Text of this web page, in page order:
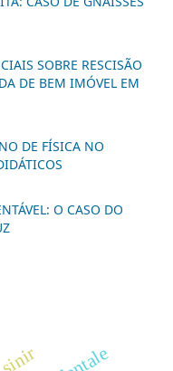
SOBRE RESCISÃO
DE BEM IMÓVEL EM
DE FÍSICA NO
O CASO DO
sinir